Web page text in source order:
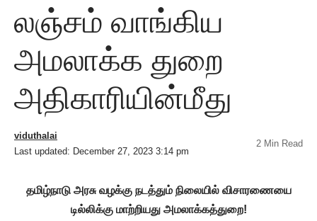
லஞ்சம் வாங்கிய
அமலாக்க துறை
அதிகாரியின்மீது
Last updated: December 27, 2023 3:14 pm
viduthalai
2 Min Read
தமிழ்நாடு அரசு வழக்கு நடத்தும் நிலையில் விசாரணையை
டில்லிக்கு மாற்றியது அமலாக்கத்துறை!